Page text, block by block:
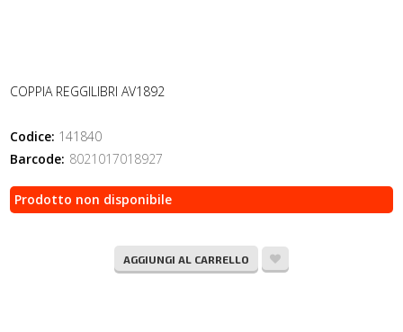
COPPIA REGGILIBRI AV1892
Codice: 141840
Barcode: 8021017018927
Prodotto non disponibile
AGGIUNGI AL CARRELLO